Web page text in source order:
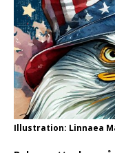
Illustration: Linnaea